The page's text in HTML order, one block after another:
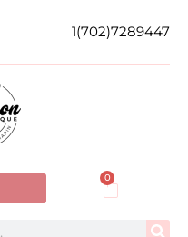
1(702)7289447
0